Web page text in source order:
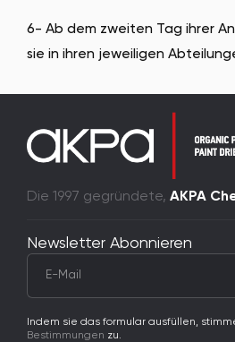
6- Ab dem zweiten Tag ihrer
sie in ihren jeweiligen
Die 1997 gegründete, AKPA
Newsletter Abonnieren
Indem sie das formular ausfüllen,
Bestimmungen zu.